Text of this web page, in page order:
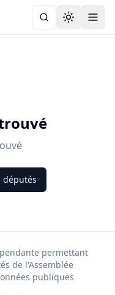
Toggle
députés
permettant
de l'Assemblée
publiques